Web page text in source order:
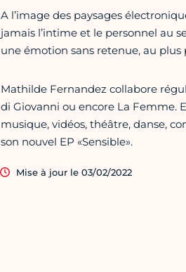
A l’image des paysages
jamais l’intime et le personnel au
une émotion sans retenue, au plus
Mathilde Fernandez collabore
di Giovanni ou encore La Femme.
musique, vidéos, théâtre, danse,
son nouvel EP «Sensible».
Mise à jour le 03/02/2022